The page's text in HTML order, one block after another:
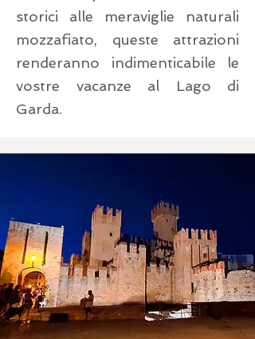
storici alle meraviglie naturali
mozzafiato, queste attrazioni
renderanno indimenticabile le
vostre vacanze al Lago di
Garda.